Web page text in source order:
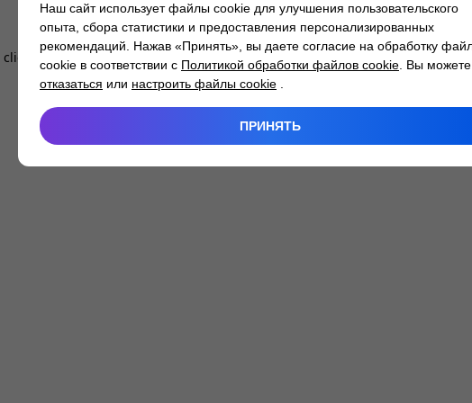
client -side exception has occurred while loading atlantm.by (see the
Наш сайт использует файлы cookie для улучшения пользовательского
опыта, сбора статистики и предоставления персонализированных
рекомендаций. Нажав «Принять», вы даете согласие на обработку
cookie в соответствии с Политикой обработки файлов cookie . Вы можете
отказаться или настроить файлы cookie
ПРИНЯТЬ